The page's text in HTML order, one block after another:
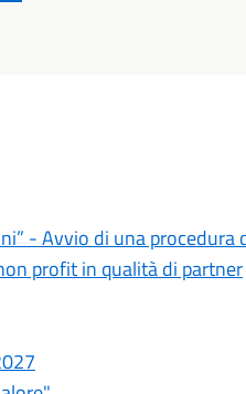
- Avvio di una
profit in qualità di partner